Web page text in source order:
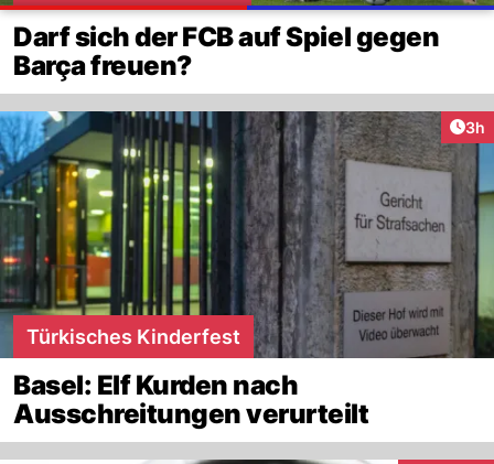
Darf sich der FCB auf Spiel gegen
Barça freuen?
3h
Türkisches Kinderfest
Basel: Elf Kurden nach
Ausschreitungen verurteilt